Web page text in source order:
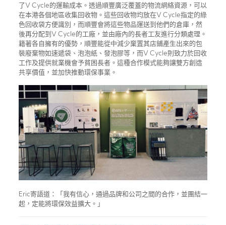
了V Cycle的運輸成本。透過順豐廣泛覆蓋的物流網絡資源，可以
在本港各個地區收集回收物。這些回收物均放在V Cycle指定的綠
色回收袋方便識別，而順豐會將這些物品運送到他們的倉庫，然
後再分配到V Cycle的工廠，並由廠內的長者工友進行分類處理。
籍著各自擁有的優勢，順豐能從中減少棄置其店鋪產生出來的包
裝廢棄物如速遞袋、泡泡紙、發泡膠等，而V Cycle則致力於回收
工作及提供就業機會予貧困長者。這種合作模式能夠讓雙方創造
共享價值，並加快推動環保事業。
Eric寄語道：「我有信心，通過品牌和公司之間的合作，並團結一
起，定能將環保效益擴大。」